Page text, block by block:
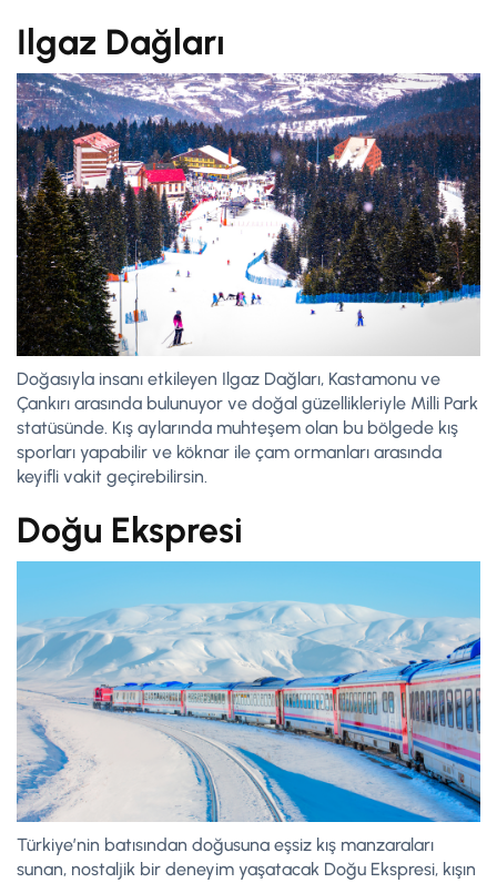
Ilgaz Dağları
Doğasıyla insanı etkileyen Ilgaz Dağları, Kastamonu ve
Çankırı arasında bulunuyor ve doğal güzellikleriyle Milli Park
statüsünde. Kış aylarında muhteşem olan bu bölgede kış
sporları yapabilir ve köknar ile çam ormanları arasında
keyifli vakit geçirebilirsin.
Doğu Ekspresi
Türkiye’nin batısından doğusuna eşsiz kış manzaraları
sunan, nostaljik bir deneyim yaşatacak Doğu Ekspresi, kışın